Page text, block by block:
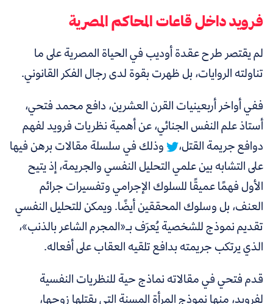
فرويد داخل قاعات المحاكم المصرية
لم يقتصر طرح عقدة أوديب في الحياة المصرية على ما
تناولته الروايات، بل ظهرت بقوة لدى رجال الفكر القانوني.
ففي أواخر أربعينيات القرن العشرين،دافع محمد فتحي،
أستاذ علم النفس الجنائي، عن أهمية نظريات فرويد لفهم
دوافع جريمة القتل،
وذلك في سلسلة مقالات برهن فيها
على التشابه بين علمي التحليل النفسي والجريمة، إذ يتيح
الأول فهمًا عميقًا للسلوك الإجرامي وتفسيرات جرائم
العنف، بل وسلوك المحققين أيضًا. ويمكن للتحليل النفسي
تقديم نموذج للشخصية يُعرَف بـ«المجرم الشاعر بالذنب»،
الذي يرتكب جريمته بدافع تلقيه العقاب على أفعاله.
قدم فتحي في مقالاته نماذج حية للنظريات النفسية
لفرويد، منها نموذج المرأة المسنة التي يقتلها زوجها،